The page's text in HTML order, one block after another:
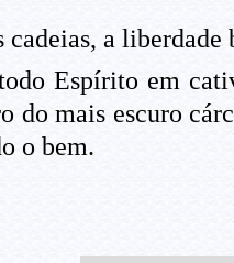
cadeias, a
Espírito em
do mais escuro
o bem.